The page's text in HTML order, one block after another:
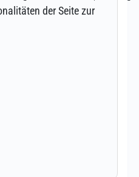
der Seite zur